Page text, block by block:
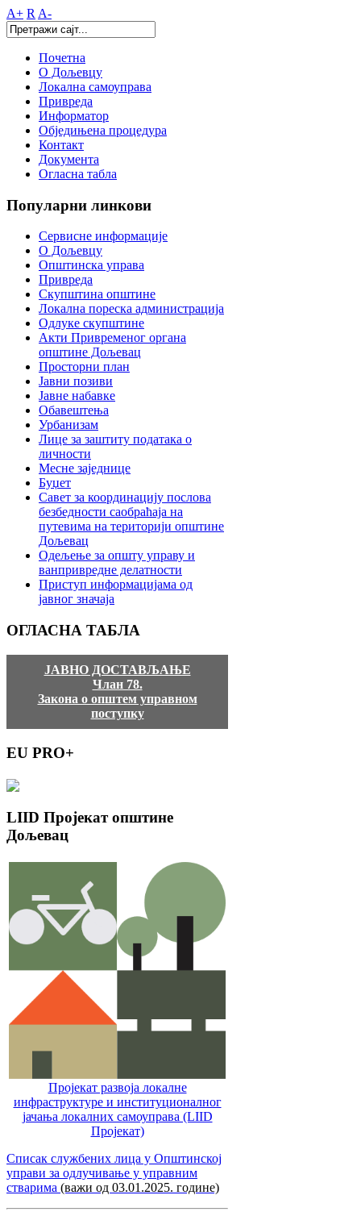
A+ R A-
Почетна
О Дољевцу
Локална самоуправа
Привреда
Информатор
Обједињена процедура
Контакт
Документа
Огласна табла
Популарни линкови
Сервисне информације
О Дољевцу
Општинска управа
Привреда
Скупштина општине
Локална пореска администрација
Одлуке скупштине
Акти Привременог органа
општине Дољевац
Просторни план
Јавни позиви
Јавне набавке
Обавештења
Урбанизам
Лице за заштиту података о
личности
Месне заједнице
Буџет
Савет за координацију послова
безбедности саобраћаја на
путевима на територији општине
Дољевац
Одељење за општу управу и
ванпривредне делатности
Приступ информацијама од
јавног значаја
ОГЛАСНА ТАБЛА
ЈАВНО ДОСТАВЉАЊЕ
Члан 78.
Закона о општем управном
поступку
EU PRO+
LIID Пројекат општине
Дољевац
Пројекат развоја локалне
инфраструктуре и институционалног
јачања локалних самоуправa (LIID
Пројекат)
Списак службених лица у Општинској
управи за одлучивање у управним
стварима (важи од 03.01.2025. године)